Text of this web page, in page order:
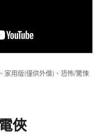
、 家用版(僅供外借) 、恐怖/驚悚
俠